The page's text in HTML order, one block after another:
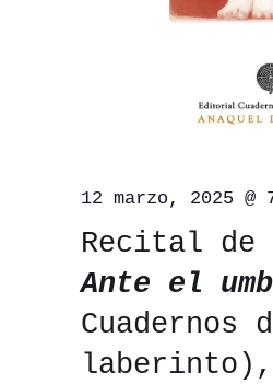
12 marzo, 2025 @
Recital de
Ante el
Cuadernos